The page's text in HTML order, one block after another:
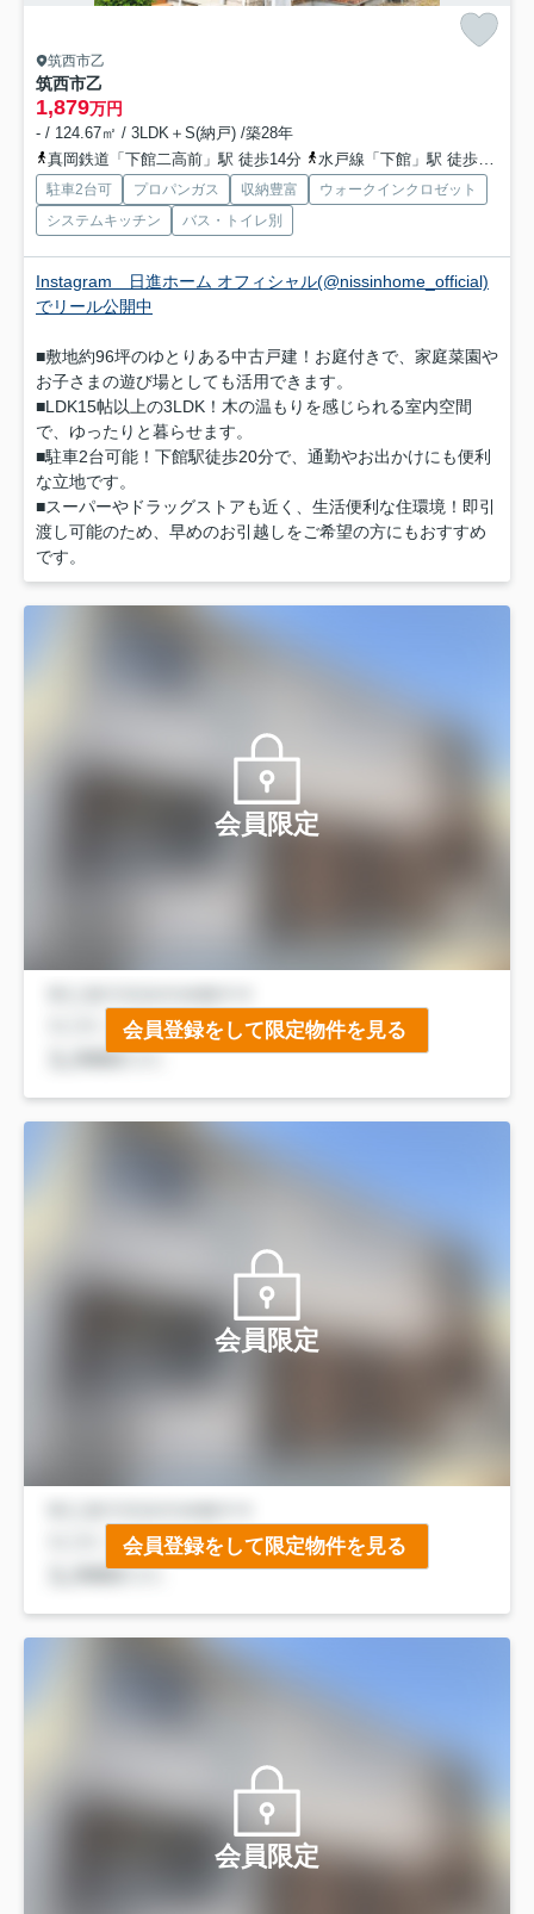
筑西市乙
筑西市乙
1,879万円
- / 124.67㎡ / 3LDK＋S(納戸) /築28年
真岡鉄道「下館二高前」駅 徒歩14分
水戸線「下館」駅 徒歩21分
駐車2台可 プロパンガス 収納豊富
ウォークインクロゼット
システムキッチン
バス・トイレ別
Instagram 日進ホーム オフィシャル(@nissinhome_official)
でリール公開中
■敷地約96坪のゆとりある中古戸建！お庭付きで、家庭菜園や
お子さまの遊び場としても活用できます。
■LDK15帖以上の3LDK！木の温もりを感じられる室内空間
で、ゆったりと暮らせます。
■駐車2台可能！下館駅徒歩20分で、通勤やお出かけにも便利
な立地です。
■スーパーやドラッグストアも近く、生活便利な住環境！即引
渡し可能のため、早めのお引越しをご希望の方にもおすすめ
です。
会員限定
会員登録をして限定物件を見る
会員限定
会員登録をして限定物件を見る
会員限定